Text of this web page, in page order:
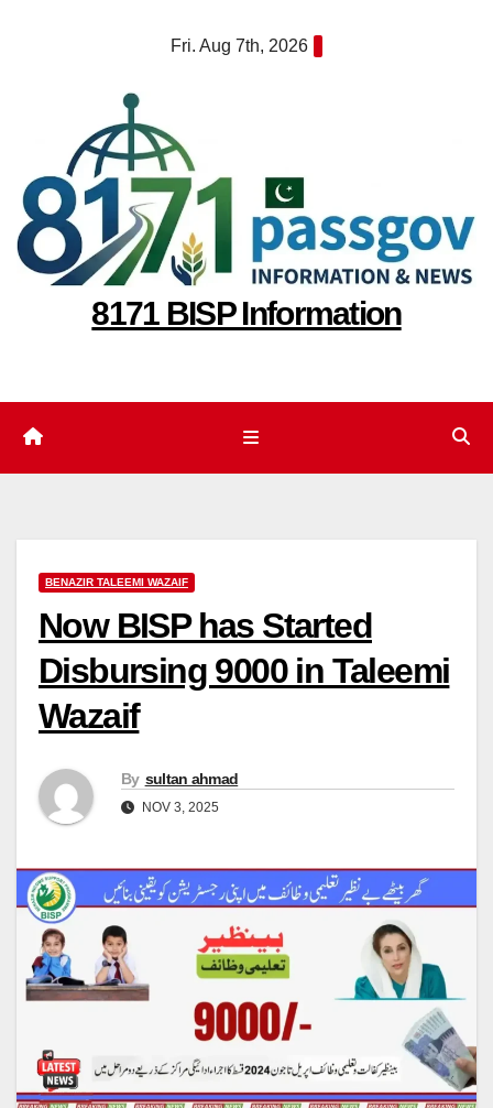
Fri. Aug 7th, 2026
8171 BISP Information
BENAZIR TALEEMI WAZAIF
Now BISP has Started
Disbursing 9000 in Taleemi
Wazaif
By sultan ahmad
NOV 3, 2025